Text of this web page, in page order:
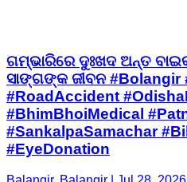
ଗମ୍ଭାରିରେ ଦୁଃଖଦ ଅନ୍ତ
ସାଙ୍ଗଙ୍କ ଜୀବନ #Bolangir
#RoadAccident
#BhimBhoiMedical
#SankalpaSamachar
#EyeDonation